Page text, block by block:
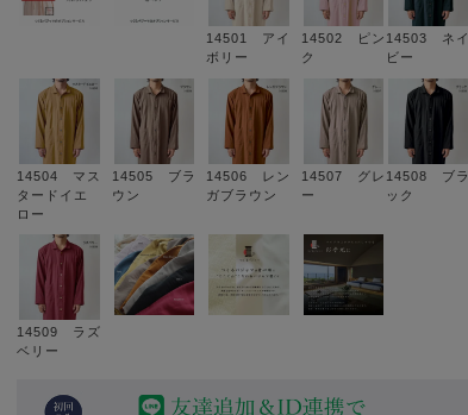
14501 アイ
ボリー
14502 ピン
ク
14503 ネイ
ビー
14504 マス
タードイエ
ロー
14505 ブラ
ウン
14506 レン
ガブラウン
14507 グレ
ー
14508 ブラ
ック
14509 ラズ
ベリー